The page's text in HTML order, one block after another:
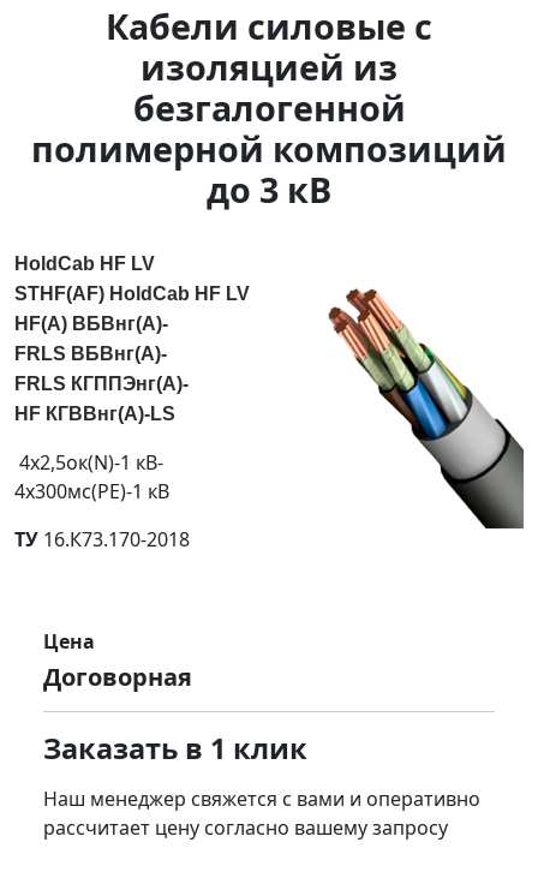
Кабели силовые с
изоляцией из
безгалогенной
полимерной композиций
до 3 кВ
HoldCab HF LV
STHF(AF) HoldCab HF LV
HF(A) ВБВнг(А)-
FRLS ВБВнг(А)-
FRLS КГППЭнг(А)-
HF КГВВнг(А)-LS
4х2,5ок(N)-1 кВ-
4х300мс(PE)-1 кВ
ТУ 16.К73.170-2018
Цена
Договорная
Заказать в 1 клик
Наш менеджер свяжется с вами и оперативно
рассчитает цену согласно вашему запросу